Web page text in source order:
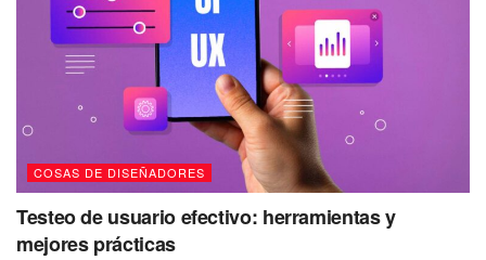
COSAS DE DISEÑADORES
Testeo de usuario efectivo: herramientas y
mejores prácticas